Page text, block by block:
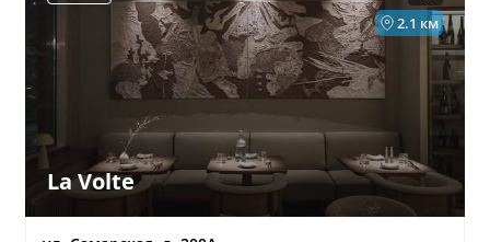
2.1 км
La Volte